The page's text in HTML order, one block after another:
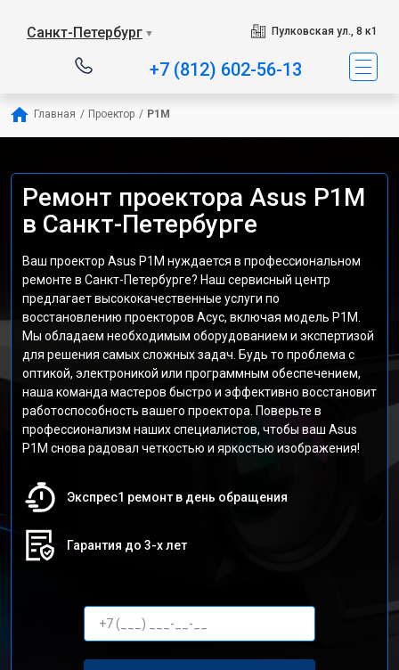
Санкт-Петербург ▼ Пулковская ул., 8 к1
+7 (812) 602-56-13
Главная / Проектор / P1M
Ремонт проектора Asus P1M
в Санкт-Петербурге
Ваш проектор Asus P1M нуждается в профессиональном
ремонте в Санкт-Петербурге? Наш сервисный центр
предлагает высококачественные услуги по
восстановлению проекторов Асус, включая модель P1M.
Мы обладаем необходимым оборудованием и экспертизой
для решения самых сложных задач. Будь то проблема с
оптикой, электроникой или программным обеспечением,
наша команда мастеров быстро и эффективно восстановит
работоспособность вашего проектора. Поверьте в
профессионализм наших специалистов, чтобы ваш Asus
P1M снова радовал четкостью и яркостью изображения!
Экспрес1 ремонт в день обращения
Гарантия до 3-х лет